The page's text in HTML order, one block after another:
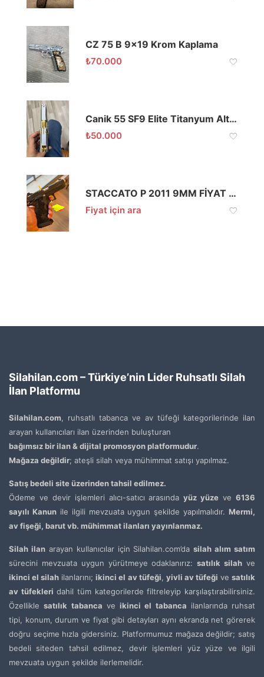
CZ 75 B 9×19 Krom Kaplama
₺70.000
Canik 55 SF9 Elite Titanyum Altın Özel Seri 9mm Tabanca
₺50.000
STACCATO P 2011 9MM FİYAT İÇİN ARAYINIZ
Fiyat için ara
Silahilan.com – Türkiye’nin Lider Ruhsatlı Silah
İlan Platformu
Silahilan.com, ruhsatlı tabanca ve av tüfeği kategorilerinde ilan
arayan kullanıcıları ilan üzerinden buluşturan
bağımsız bir ilan & dijital promosyon platformudur.
Mağaza değildir; ateşli silah veya mühimmat satışı yapılmaz.
Satış bedeli site üzerinden tahsil edilmez.
Ödeme ve devir işlemleri alıcı-satıcı arasındayüz yüze ve6136
sayılı Kanunile ilgili mevzuata uygun şekilde yapılmalıdır. Mermi,
av fişeği, barut vb. mühimmat ilanları yayınlanmaz.
Silah ilanarayan kullanıcılar için Silahilan.com’dasilah alım satım
sürecini mevzuata uygun yürütmeye odaklanırız:satılık silah ve
ikinci el silah ilanlarını;ikinci el av tüfeği, yivli av tüfeği vesatılık
av tüfekleri dahil tüm kategorilerde filtreleyip karşılaştırabilirsiniz.
Özelliklesatılık tabanca ve ikinci el tabanca ilanlarında ruhsat
tipi, konum, durum ve fiyat gibi detayları aynı ekranda net görerek
doğru seçime hızla gidersiniz. Platformumuz mağaza değildir; satış
bedeli siteden tahsil edilmez, devir işlemleri yüz yüze ve ilgili
mevzuata uygun şekilde ilerlemelidir.